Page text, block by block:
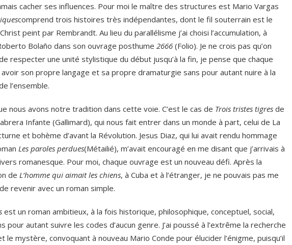
cacher ses influences. Pour moi le maître des structures est Mario Vargas
comprend trois histoires très indépendantes, dont le fil souterrain est le
peint par Rembrandt. Au lieu du parallélisme j’ai choisi l’accumulation, à
Bolaño dans son ouvrage posthume 2666 (Folio). Je ne crois pas qu’on
respecter une unité stylistique du début jusqu’à la fin, je pense que chaque
son propre langage et sa propre dramaturgie sans pour autant nuire à la
l’ensemble.
nous avons notre tradition dans cette voie. C’est le cas de Trois tristes tigres de
Infante (Gallimard), qui nous fait entrer dans un monde à part, celui de La
et bohème d’avant la Révolution. Jesus Diaz, qui lui avait rendu hommage
Les paroles perdues(Métailié), m’avait encouragé en me disant que j’arrivais à
romanesque. Pour moi, chaque ouvrage est un nouveau défi. Après la
de L’homme qui aimait les chiens, à Cuba et à l’étranger, je ne pouvais pas me
revenir avec un roman simple.
est un roman ambitieux, à la fois historique, philosophique, conceptuel, social,
pour autant suivre les codes d’aucun genre. J’ai poussé à l’extrême la recherche
le mystère, convoquant à nouveau Mario Conde pour élucider l’énigme, puisqu’il